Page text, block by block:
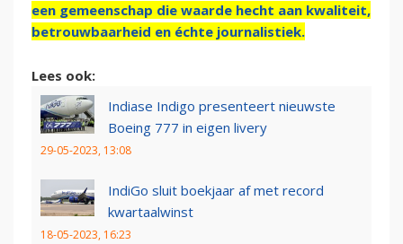
een gemeenschap die waarde hecht aan kwaliteit,
betrouwbaarheid en échte journalistiek.
Lees ook:
Indiase Indigo presenteert nieuwste
Boeing 777 in eigen livery
29-05-2023, 13:08
IndiGo sluit boekjaar af met record
kwartaalwinst
18-05-2023, 16:23